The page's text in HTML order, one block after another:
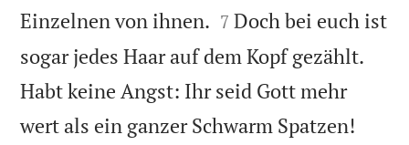
Einzelnen von ihnen. 

7 Doch bei euch ist
sogar jedes Haar auf dem Kopf gezählt.
Habt keine Angst: Ihr seid Gott mehr
wert als ein ganzer Schwarm Spatzen!